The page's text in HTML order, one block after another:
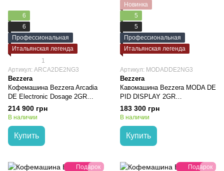
6
6
Профессиональная
Итальянская легенда
1
Артикул: ARCA2DE2NG3
Bezzera
Кофемашина Bezzera Arcadia
DE Electronic Dosage 2GR
Stainless Steel/ Black
ARCA2DE2NG3
214 900 грн
В наличии
Купить
Новинка
5
5
Профессиональная
Итальянская легенда
Артикул: MODADDE2NG3
Bezzera
Кавомашина Bezzera MODA DE
PID DISPLAY 2GR
MODADDE2NG3
183 300 грн
В наличии
Купить
Подарок Подарок